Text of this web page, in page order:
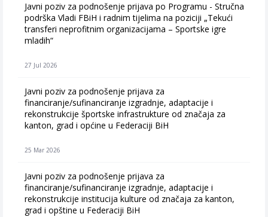
Javni poziv za podnošenje prijava po Programu - Stručna
podrška Vladi FBiH i radnim tijelima na poziciji „Tekući
transferi neprofitnim organizacijama – Sportske igre
mladih“
27 Jul 2026
Javni poziv za podnošenje prijava za
financiranje/sufinanciranje izgradnje, adaptacije i
rekonstrukcije športske infrastrukture od značaja za
kanton, grad i općine u Federaciji BiH
25 Mar 2026
Javni poziv za podnošenje prijava za
financiranje/sufinanciranje izgradnje, adaptacije i
rekonstrukcije institucija kulture od značaja za kanton,
grad i opštine u Federaciji BiH